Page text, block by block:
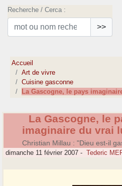
Recherche / Cerca :
>>
Accueil
Art de vivre
Cuisine gasconne
La Gascogne, le pays
La Gascogne, le
imaginaire du vrai
Christian Millau : "Dieu est-il
dimanche 11 février 2007 - Tederic